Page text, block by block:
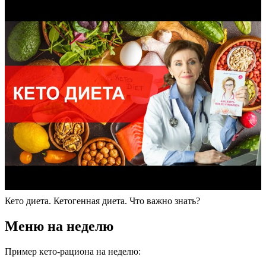
Кето диета. Кетогенная диета. Что важно знать?
Меню на неделю
Пример кето-рациона на неделю: